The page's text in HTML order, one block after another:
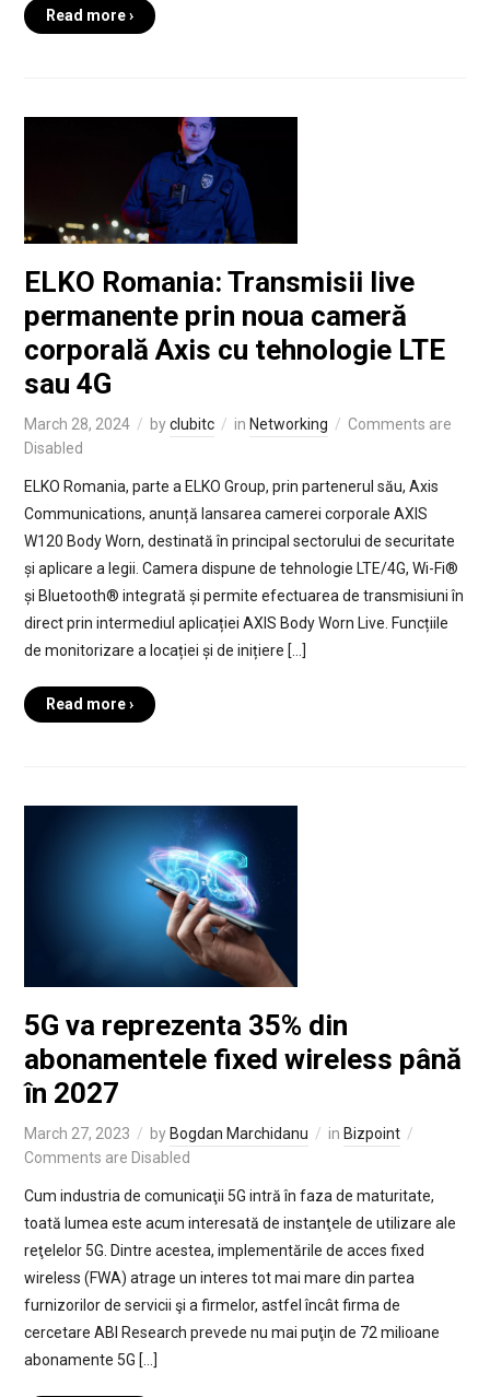
Read more ›
ELKO Romania: Transmisii live
permanente prin noua cameră
corporală Axis cu tehnologie LTE
sau 4G
March 28, 2024 byclubitc in Networking
Comments are
Disabled
ELKO Romania, parte a ELKO Group, prin partenerul său, Axis
Communications, anunță lansarea camerei corporale AXIS
W120 Body Worn, destinată în principal sectorului de securitate
și aplicare a legii. Camera dispune de tehnologie LTE/4G, Wi-Fi®
și Bluetooth® integrată și permite efectuarea de transmisiuni în
direct prin intermediul aplicației AXIS Body Worn Live. Funcțiile
de monitorizare a locației și de inițiere […]
Read more ›
5G va reprezenta 35% din
abonamentele fixed wireless până
în 2027
March 27, 2023 by Bogdan Marchidanu in Bizpoint
Comments are Disabled
Cum industria de comunicaţii 5G intră în faza de maturitate,
toată lumea este acum interesată de instanţele de utilizare ale
reţelelor 5G. Dintre acestea, implementările de acces fixed
wireless (FWA) atrage un interes tot mai mare din partea
furnizorilor de servicii şi a firmelor, astfel încât firma de
cercetare ABI Research prevede nu mai puţin de 72 milioane
abonamente 5G […]